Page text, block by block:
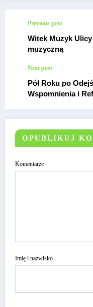
Previous post
Witek Muzyk
muzyczną
Next post
Pół Roku po
Wspomnienia i
OPUBLIKUJ
Komentarze
Imię i nazwisko